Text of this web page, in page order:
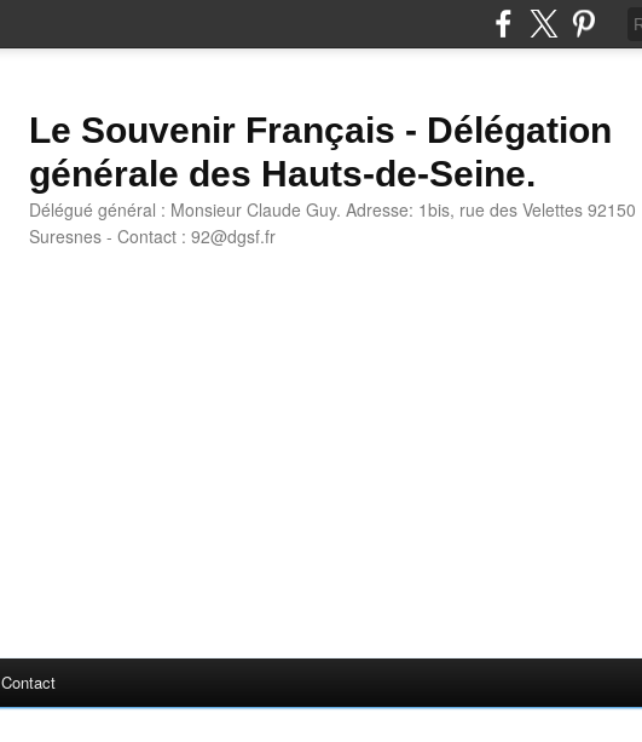
Le Souvenir Français - Délégation
générale des Hauts-de-Seine.
Délégué général : Monsieur Claude Guy. Adresse: 1bis, rue des Velettes 92150
Suresnes - Contact : 92@dgsf.fr
Contact